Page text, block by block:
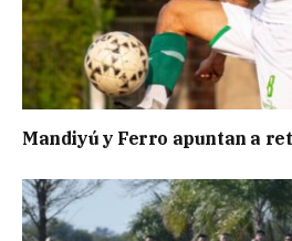
Mandiyú y Ferro apuntan a